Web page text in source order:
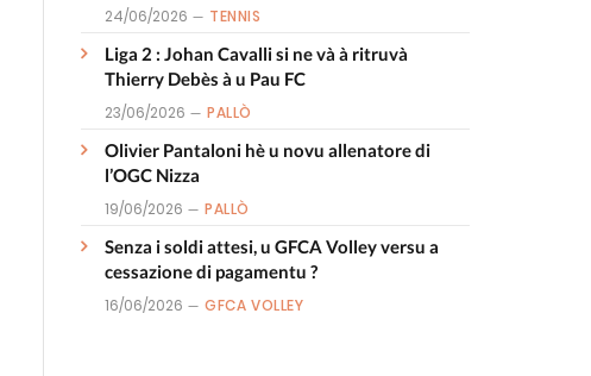
24/06/2026 TENNIS
Liga 2 : Johan Cavalli si ne và à ritruvà
Thierry Debès à u Pau FC
23/06/2026 PALLÒ
Olivier Pantaloni hè u novu allenatore di
l’OGC Nizza
19/06/2026 PALLÒ
Senza i soldi attesi, u GFCA Volley versu a
cessazione di pagamentu ?
16/06/2026 GFCA VOLLEY